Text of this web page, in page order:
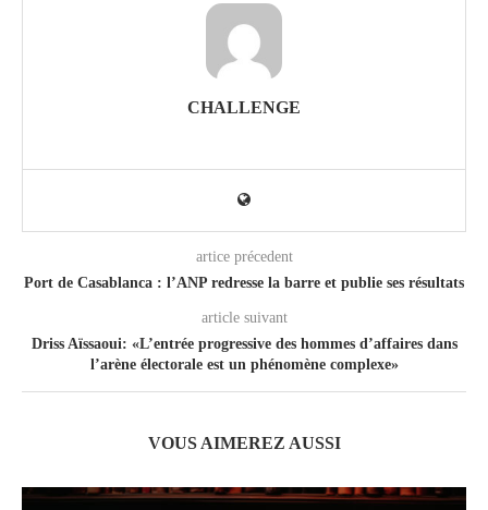
CHALLENGE
artice précedent
Port de Casablanca : l’ANP redresse la barre et publie ses résultats
article suivant
Driss Aïssaoui: «L’entrée progressive des hommes d’affaires dans
l’arène électorale est un phénomène complexe»
VOUS AIMEREZ AUSSI